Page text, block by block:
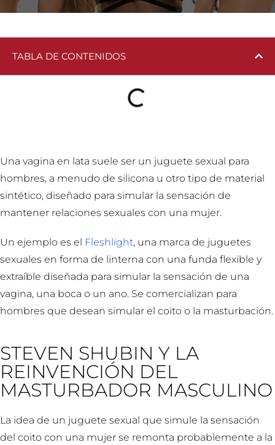
TABLA DE CONTENIDOS
Una vagina en lata suele ser un juguete sexual para
hombres, a menudo de silicona u otro tipo de material
sintético, diseñado para simular la sensación de
mantener relaciones sexuales con una mujer.
Un ejemplo es el Fleshlight, una marca de juguetes
sexuales en forma de linterna con una funda flexible y
extraíble diseñada para simular la sensación de una
vagina, una boca o un ano. Se comercializan para
hombres que desean simular el coito o la masturbación.
STEVEN SHUBIN Y LA
REINVENCIÓN DEL
MASTURBADOR MASCULINO
La idea de un juguete sexual que simule la sensación
del coito con una mujer se remonta probablemente a la